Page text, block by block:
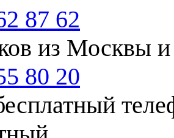
87 62
из Москвы
80 20